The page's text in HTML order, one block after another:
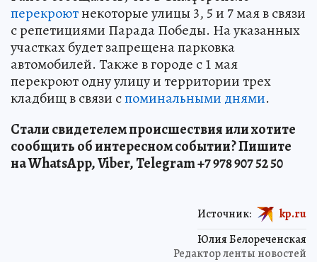
перекроютнекоторые улицы 3, 5 и 7 мая в связи
с репетициями Парада Победы. На указанных
участках будет запрещена парковка
автомобилей. Также в городе с 1 мая
перекроют одну улицу и территории трех
кладбищ в связи споминальными днями.
Стали свидетелем происшествия или хотите
сообщить об интересном событии? Пишите
на WhatsApp, Viber, Telegram +7 978 907 52 50
Юлия Белореченская
Редактор ленты новостей
Источник: kp.ru